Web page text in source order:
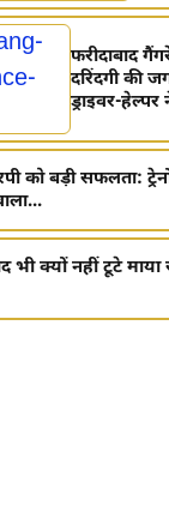
फरीदाबाद
दरिंदगी की
ड्राइवर-
को बड़ी सफलता:
भी क्यों नहीं टूटे